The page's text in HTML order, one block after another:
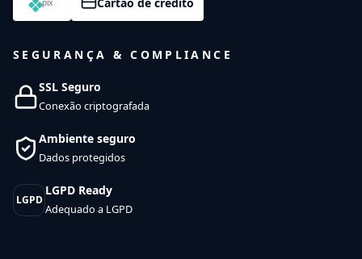
SEGURANÇA & COMPLIANCE
SSL Seguro
Conexão criptografada
Ambiente seguro
Dados protegidos
LGPD
LGPD Ready
Adequado a LGPD